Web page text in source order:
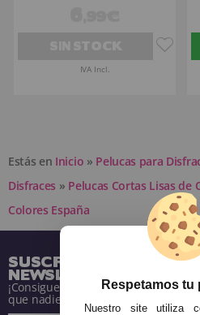
IVA Incl.
Estás en Inicio » Pelucas para
Disfraces » Pelucas Cortas Lisas de
Colores España
SUSCRÍBETE A
NEWSLETTER
¡Consigue descuentos y entérate de
que nadie!
Respetamos tu
Nuestro site utiliza